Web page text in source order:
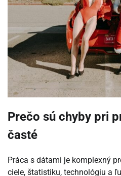
Prečo sú chyby pri
časté
Práca s dátami je komplexný
ciele, štatistiku, technológiu a